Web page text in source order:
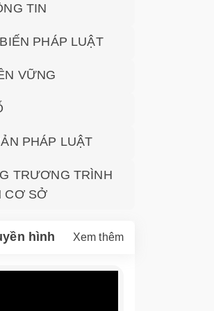
TIN
PHÁP LUẬT
VỮNG
PHÁP LUẬT
TRƯƠNG TRÌNH
CƠ SỞ
hình Xem thêm